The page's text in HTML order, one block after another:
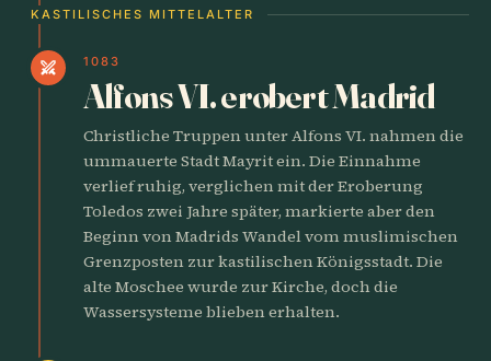
KASTILISCHES MITTELALTER
swords 1083
Alfons VI. erobert Madrid
Christliche Truppen unter Alfons VI. nahmen die
ummauerte Stadt Mayrit ein. Die Einnahme
verlief ruhig, verglichen mit der Eroberung
Toledos zwei Jahre später, markierte aber den
Beginn von Madrids Wandel vom muslimischen
Grenzposten zur kastilischen Königsstadt. Die
alte Moschee wurde zur Kirche, doch die
Wassersysteme blieben erhalten.